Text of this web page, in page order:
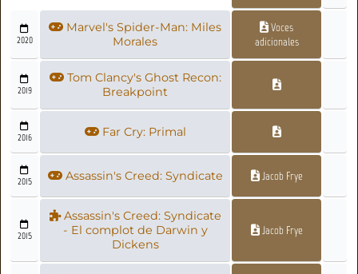
2020
Marvel's Spider-Man: Miles
Morales
Voces
adicionales
2019
Tom Clancy's Ghost Recon:
Breakpoint
2016 Far Cry: Primal
2015 Assassin's Creed: Syndicate Jacob Frye
2015
Assassin's Creed: Syndicate
- El complot de Darwin y
Dickens
Jacob Frye